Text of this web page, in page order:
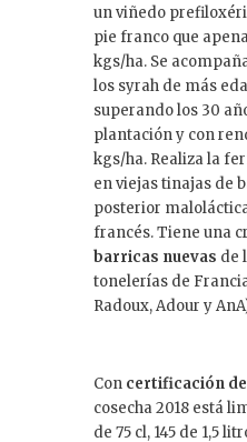
un viñedo
pie franco que
kgs/ha. Se
los syrah de más
superando los 30
plantación y con
kgs/ha. Realiza la
en viejas tinajas de
posterior
francés. Tiene una
barricas nuevas de
tonelerías de
Radoux, Adour y
Con certificación
cosecha 2018 está
de 75 cl, 145 de 1,5